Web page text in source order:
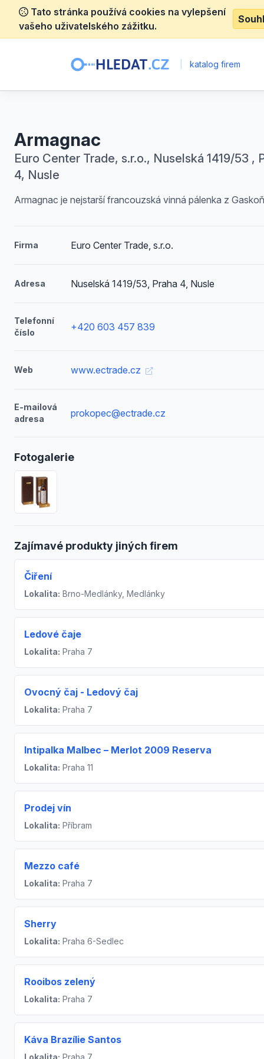
Tato stránka používá cookies na vylepšení
vašeho uživatelského zážitku.
katalog firem
Armagnac
Euro Center Trade, s.r.o., Nuselská 1419/53 ,
4, Nusle
Armagnac je nejstarší francouzská vinná pálenka z
Firma Euro Center Trade, s.r.o.
Adresa Nuselská 1419/53, Praha 4, Nusle
Telefonní
číslo
+420 603 457 839
Web www.ectrade.cz
E-mailová
adresa
prokopec@ectrade.cz
Fotogalerie
Zajímavé produkty jiných firem
Čiření
Lokalita: Brno-Medlánky, Medlánky
Ledové čaje
Lokalita: Praha 7
Ovocný čaj - Ledový čaj
Lokalita: Praha 7
Intipalka Malbec – Merlot 2009 Reserva
Lokalita: Praha 11
Prodej vín
Lokalita: Příbram
Mezzo café
Lokalita: Praha 7
Sherry
Lokalita: Praha 6-Sedlec
Rooibos zelený
Lokalita: Praha 7
Káva Brazílie Santos